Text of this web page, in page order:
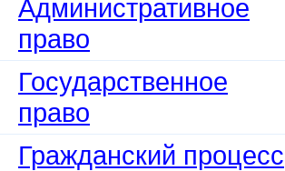
Административное
право
Государственное
право
Гражданский процесс